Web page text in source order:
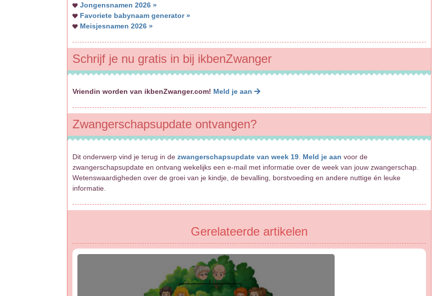
Jongensnamen 2026 »
Favoriete babynaam generator »
Meisjesnamen 2026 »
Schrijf je nu gratis in bij ikbenZwanger
Vriendin worden van ikbenZwanger.com! Meld je aan
Zwangerschapsupdate ontvangen?
Dit onderwerp vind je terug in de zwangerschapsupdate van week 19 Meld je aan voor de
zwangerschapsupdate en ontvang wekelijks een e-mail met informatie over de week van jouw zwangerschap.
Wetenswaardigheden over de groei van je kindje, de bevalling, borstvoeding en andere nuttige én leuke
informatie.
Gerelateerde artikelen